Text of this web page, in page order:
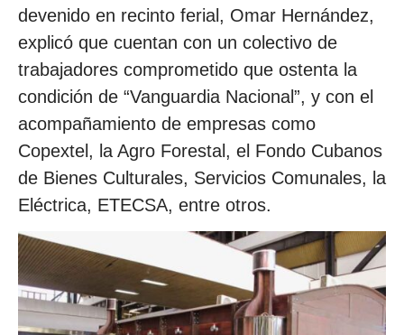
devenido en recinto ferial, Omar Hernández,
explicó que cuentan con un colectivo de
trabajadores comprometido que ostenta la
condición de “Vanguardia Nacional”, y con el
acompañamiento de empresas como
Copextel, la Agro Forestal, el Fondo Cubanos
de Bienes Culturales, Servicios Comunales, la
Eléctrica, ETECSA, entre otros.